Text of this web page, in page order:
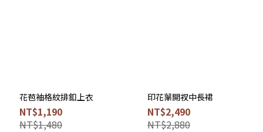
花苞袖格紋排釦上衣
NT$1,190
NT$1,480
印花葉開衩中長裙
NT$2,490
NT$2,880